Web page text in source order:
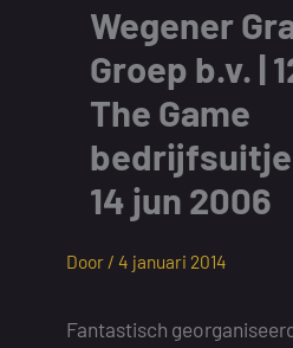
Wegener
Groep b.v. |
The Game
14 jun 2006
Door / 4 januari 2014
Fantastisch